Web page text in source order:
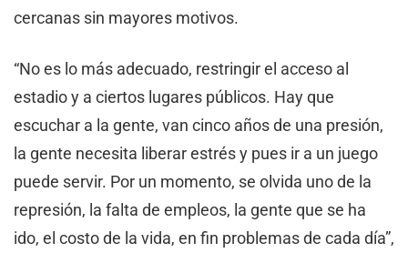
cercanas sin mayores motivos.
“No es lo más adecuado, restringir el acceso al
estadio y a ciertos lugares públicos. Hay que
escuchar a la gente, van cinco años de una presión,
la gente necesita liberar estrés y pues ir a un juego
puede servir. Por un momento, se olvida uno de la
represión, la falta de empleos, la gente que se ha
ido, el costo de la vida, en fin problemas de cada día”,